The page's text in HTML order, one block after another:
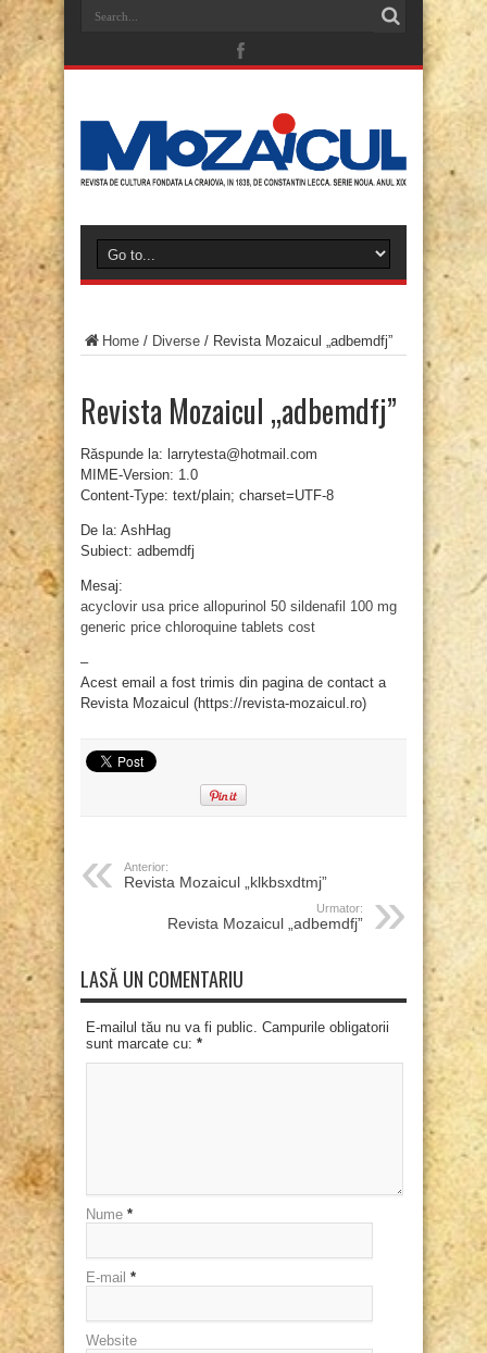
Home / Diverse / Revista Mozaicul „adbemdfj”
Revista Mozaicul „adbemdfj”
Răspunde la: larrytesta@hotmail.com
MIME-Version: 1.0
Content-Type: text/plain; charset=UTF-8
De la: AshHag
Subiect: adbemdfj
Mesaj:
acyclovir usa price allopurinol 50 sildenafil 100 mg
generic price chloroquine tablets cost
–
Acest email a fost trimis din pagina de contact a
Revista Mozaicul (https://revista-mozaicul.ro)
Anterior:
Revista Mozaicul „klkbsxdtmj”
Urmator:
Revista Mozaicul „adbemdfj”
LASĂ UN COMENTARIU
E-mailul tău nu va fi public. Campurile obligatorii
sunt marcate cu: *
Nume *
E-mail *
Website